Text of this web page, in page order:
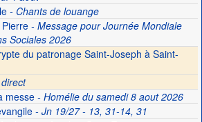
- Chants de louange
- Message pour Journée Mondiale
Sociales 2026
du patronage Saint-Joseph à Saint-
messe- Homélie du samedi 8 aout 2026
- Jn 19/27 - 13, 31-14, 31